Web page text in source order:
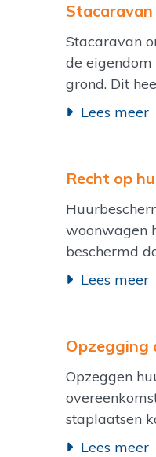
Stacaravan
de
grond. Dit
Lees meer
Recht op
woonwagen
beschermd
Lees meer
Opzegging
Opzeggen
staplaatsen
Lees meer